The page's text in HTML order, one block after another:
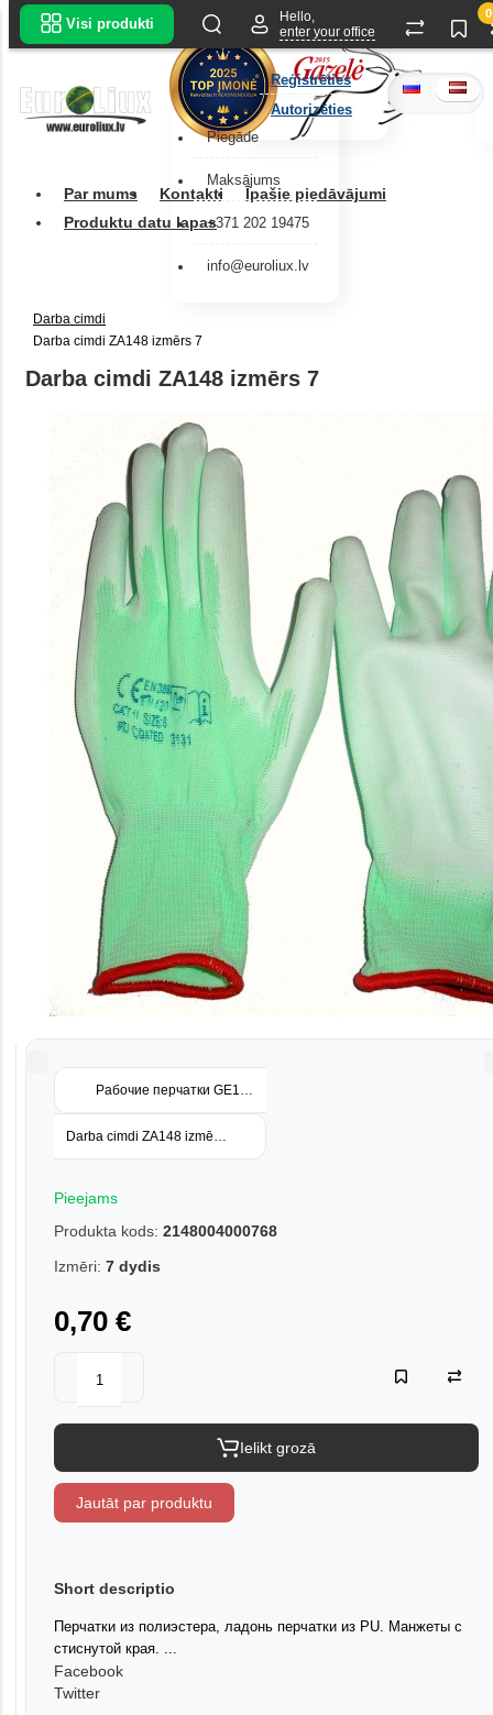
Piegāde
Maksājums
+371 202 19475
info@euroliux.lv
Par mums Kontakti
Īpašie piedāvājumi
Produktu datu lapas
Visi produkti
Hello,
enter your office
Reģistrēties
Autorizēties
0
Darba cimdi
Darba cimdi ZA148 izmērs 7
Darba cimdi ZA148 izmērs 7
Рабочие перчатки GE149 размер 8
Darba cimdi ZA148 izmērs 8
Pieejams
Produkta kods: 2148004000768
Izmēri: 7 dydis
0,70 €
Ielikt grozā
Jautāt par produktu
Short descriptio
Перчатки из полиэстера, ладонь перчатки из PU. Манжеты с
стиснутой края. ...
Facebook
Twitter